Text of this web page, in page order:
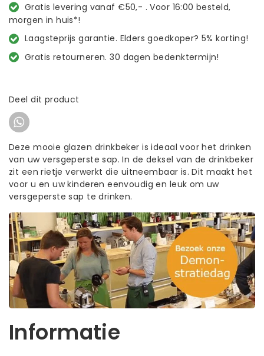
Gratis levering vanaf €50,- . Voor 16:00 besteld,
morgen in huis*!
Laagsteprijs garantie. Elders goedkoper? 5% korting!
Gratis retourneren. 30 dagen bedenktermijn!
Deel dit product
Deze mooie glazen drinkbeker is ideaal voor het drinken
van uw versgeperste sap. In de deksel van de drinkbeker
zit een rietje verwerkt die uitneembaar is. Dit maakt het
voor u en uw kinderen eenvoudig en leuk om uw
versgeperste sap te drinken.
Informatie